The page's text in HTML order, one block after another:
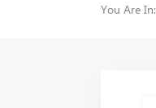
You Are In: